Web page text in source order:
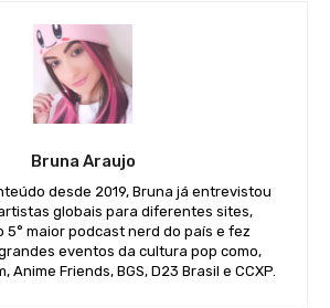
Bruna Araujo
desde 2019, Bruna já entrevistou
globais para diferentes sites,
5° maior podcast nerd do país e fez
eventos da cultura pop como,
Anime Friends, BGS, D23 Brasil e CCXP.